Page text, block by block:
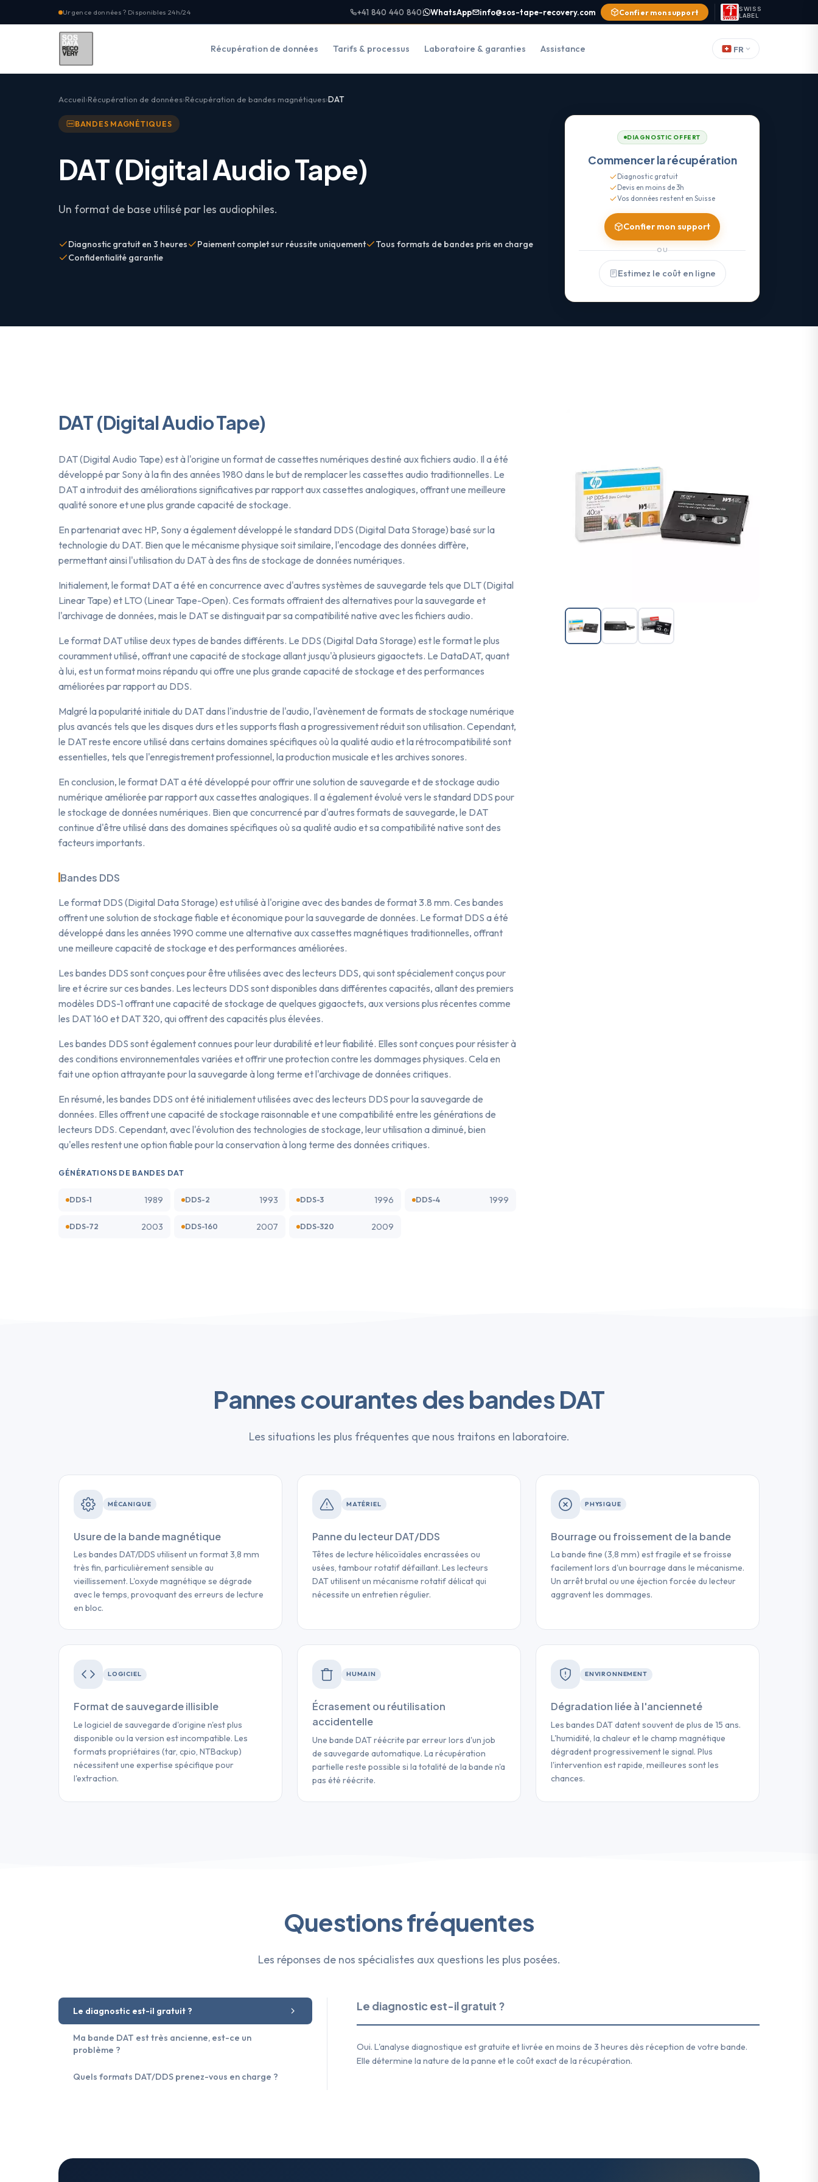
Urgence données ? Disponibles 24h/24 +41 840 440 840 WhatsApp info@sos-tape-recovery.com Confier mon support
SWISS
LABEL
Récupération de données Tarifs & processus Laboratoire & garanties Assistance FR
Accueil Récupération de données Récupération de bandes magnétiques DAT
BANDES MAGNÉTIQUES
DAT (Digital Audio Tape)
Un format de base utilisé par les audiophiles.
Diagnostic gratuit en 3 heures Paiement complet sur réussite uniquement
Tous formats de bandes pris en charge
Confidentialité garantie
DIAGNOSTIC OFFERT
Commencer la récupération
Diagnostic gratuit
Devis en moins de 3h
Vos données restent en Suisse
Confier mon support
OU
Estimez le coût en ligne
DAT (Digital Audio Tape)
DAT (Digital Audio Tape) est à l'origine un format de cassettes numériques destiné aux fichiers audio. Il a été
développé par Sony à la fin des années 1980 dans le but de remplacer les cassettes audio traditionnelles. Le
DAT a introduit des améliorations significatives par rapport aux cassettes analogiques, offrant une meilleure
qualité sonore et une plus grande capacité de stockage.
En partenariat avec HP, Sony a également développé le standard DDS (Digital Data Storage) basé sur la
technologie du DAT. Bien que le mécanisme physique soit similaire, l'encodage des données diffère,
permettant ainsi l'utilisation du DAT à des fins de stockage de données numériques.
Initialement, le format DAT a été en concurrence avec d'autres systèmes de sauvegarde tels que DLT (Digital
Linear Tape) et LTO (Linear Tape-Open). Ces formats offraient des alternatives pour la sauvegarde et
l'archivage de données, mais le DAT se distinguait par sa compatibilité native avec les fichiers audio.
Le format DAT utilise deux types de bandes différents. Le DDS (Digital Data Storage) est le format le plus
couramment utilisé, offrant une capacité de stockage allant jusqu'à plusieurs gigaoctets. Le DataDAT, quant
à lui, est un format moins répandu qui offre une plus grande capacité de stockage et des performances
améliorées par rapport au DDS.
Malgré la popularité initiale du DAT dans l'industrie de l'audio, l'avènement de formats de stockage numérique
plus avancés tels que les disques durs et les supports flash a progressivement réduit son utilisation. Cependant,
le DAT reste encore utilisé dans certains domaines spécifiques où la qualité audio et la rétrocompatibilité sont
essentielles, tels que l'enregistrement professionnel, la production musicale et les archives sonores.
En conclusion, le format DAT a été développé pour offrir une solution de sauvegarde et de stockage audio
numérique améliorée par rapport aux cassettes analogiques. Il a également évolué vers le standard DDS pour
le stockage de données numériques. Bien que concurrencé par d'autres formats de sauvegarde, le DAT
continue d'être utilisé dans des domaines spécifiques où sa qualité audio et sa compatibilité native sont des
facteurs importants.
Bandes DDS
Le format DDS (Digital Data Storage) est utilisé à l'origine avec des bandes de format 3.8 mm. Ces bandes
offrent une solution de stockage fiable et économique pour la sauvegarde de données. Le format DDS a été
développé dans les années 1990 comme une alternative aux cassettes magnétiques traditionnelles, offrant
une meilleure capacité de stockage et des performances améliorées.
Les bandes DDS sont conçues pour être utilisées avec des lecteurs DDS, qui sont spécialement conçus pour
lire et écrire sur ces bandes. Les lecteurs DDS sont disponibles dans différentes capacités, allant des premiers
modèles DDS-1 offrant une capacité de stockage de quelques gigaoctets, aux versions plus récentes comme
les DAT 160 et DAT 320, qui offrent des capacités plus élevées.
Les bandes DDS sont également connues pour leur durabilité et leur fiabilité. Elles sont conçues pour résister à
des conditions environnementales variées et offrir une protection contre les dommages physiques. Cela en
fait une option attrayante pour la sauvegarde à long terme et l'archivage de données critiques.
En résumé, les bandes DDS ont été initialement utilisées avec des lecteurs DDS pour la sauvegarde de
données. Elles offrent une capacité de stockage raisonnable et une compatibilité entre les générations de
lecteurs DDS. Cependant, avec l'évolution des technologies de stockage, leur utilisation a diminué, bien
qu'elles restent une option fiable pour la conservation à long terme des données critiques.
GÉNÉRATIONS DE BANDES DAT
DDS-1 1989 DDS-2 1993 DDS-3 1996 DDS-4 1999
DDS-72 2003 DDS-160 2007 DDS-320 2009
Pannes courantes des bandes DAT
Les situations les plus fréquentes que nous traitons en laboratoire.
MÉCANIQUE
Usure de la bande magnétique
Les bandes DAT/DDS utilisent un format 3,8 mm
très fin, particulièrement sensible au
vieillissement. L'oxyde magnétique se dégrade
avec le temps, provoquant des erreurs de lecture
en bloc.
MATÉRIEL
Panne du lecteur DAT/DDS
Têtes de lecture hélicoïdales encrassées ou
usées, tambour rotatif défaillant. Les lecteurs
DAT utilisent un mécanisme rotatif délicat qui
nécessite un entretien régulier.
PHYSIQUE
Bourrage ou froissement de la bande
La bande fine (3,8 mm) est fragile et se froisse
facilement lors d'un bourrage dans le mécanisme.
Un arrêt brutal ou une éjection forcée du lecteur
aggravent les dommages.
LOGICIEL
Format de sauvegarde illisible
Le logiciel de sauvegarde d'origine n'est plus
disponible ou la version est incompatible. Les
formats propriétaires (tar, cpio, NTBackup)
nécessitent une expertise spécifique pour
l'extraction.
HUMAIN
Écrasement ou réutilisation
accidentelle
Une bande DAT réécrite par erreur lors d'un job
de sauvegarde automatique. La récupération
partielle reste possible si la totalité de la bande n'a
pas été réécrite.
ENVIRONNEMENT
Dégradation liée à l'ancienneté
Les bandes DAT datent souvent de plus de 15 ans.
L'humidité, la chaleur et le champ magnétique
dégradent progressivement le signal. Plus
l'intervention est rapide, meilleures sont les
chances.
Questions fréquentes
Les réponses de nos spécialistes aux questions les plus posées.
Le diagnostic est-il gratuit ?
Ma bande DAT est très ancienne, est-ce un
problème ?
Quels formats DAT/DDS prenez-vous en charge ?
Le diagnostic est-il gratuit ?
Oui. L'analyse diagnostique est gratuite et livrée en moins de 3 heures dès réception de votre bande.
Elle détermine la nature de la panne et le coût exact de la récupération.